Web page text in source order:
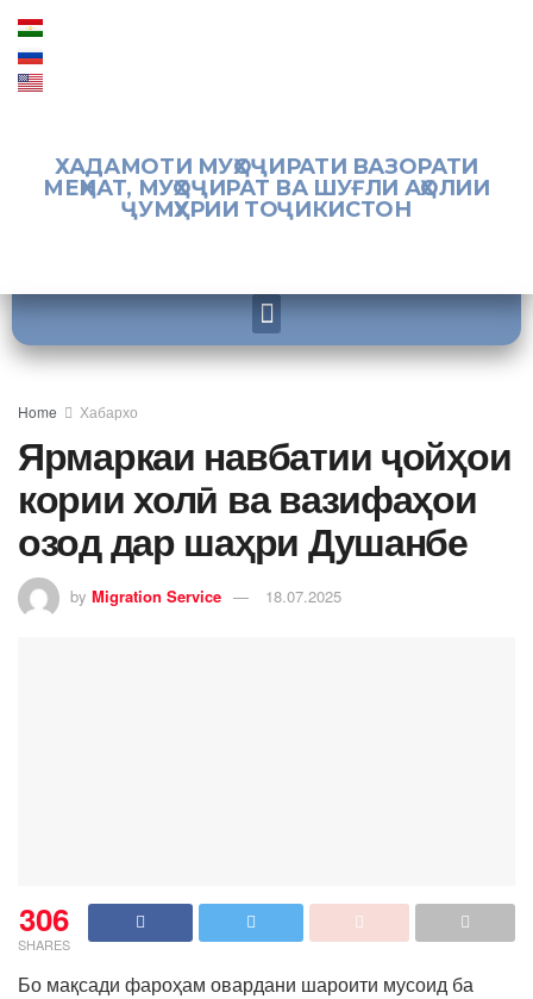
ХАДАМОТИ МУҲОҶИРАТИ ВАЗОРАТИ
МЕҲНАТ, МУҲОҶИРАТ ВА ШУҒЛИ АҲОЛИИ
ҶУМҲУРИИ ТОҶИКИСТОН
Home Хабархо
Ярмаркаи навбатии ҷойҳои
кории холӣ ва вазифаҳои
озод дар шаҳри Душанбе
by Migration Service 18.07.2025
306
SHARES
Бо мақсади фароҳам овардани шароити мусоид ба